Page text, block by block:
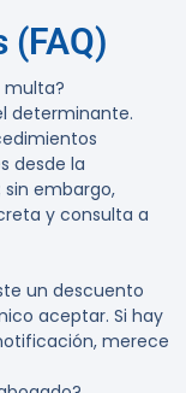
multa?
determinante.
desde la
embargo,
y consulta a
un descuento
aceptar. Si hay
merece